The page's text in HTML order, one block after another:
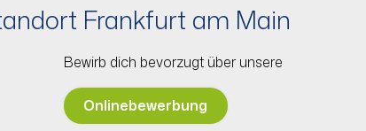
Frankfurt am Main
Bewirb dich bevorzugt über unsere
Onlinebewerbung